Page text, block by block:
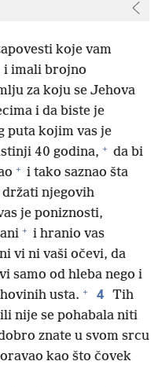
koje vam
i imali brojno
za koju se Jehova
i da biste je
puta kojim vas je
40 godina, + da bi
+ i tako saznao šta
držati njegovih
je poniznosti,
+ i hranio vas
vi ni vaši očevi, da
samo od hleba nego i
usta. + 4 Tih
nije se pohabala niti
znate u svom srcu
kao što čovek